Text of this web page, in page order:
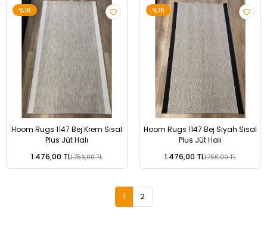
%16
Hoom Rugs 1147 Bej Krem Sisal
Plus Jüt Halı
1.476,00 TL1.756,00 TL
%16
Hoom Rugs 1147 Bej Siyah Sisal
Plus Jüt Halı
1.476,00 TL1.756,00 TL
1 2